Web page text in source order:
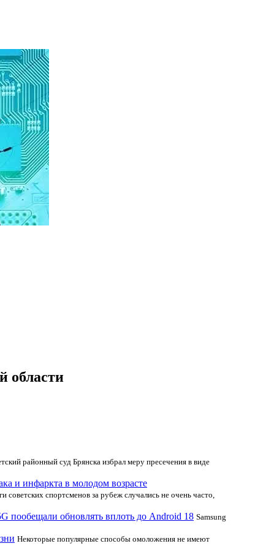
области
районный суд Брянска избрал меру пресечения в виде
и инфаркта в молодом возрасте
советских спортсменов за рубеж случались не очень часто,
пообещали обновлять вплоть до Android 18 Samsung
Некоторые популярные способы омоложения не имеют